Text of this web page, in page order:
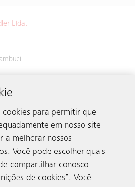
Ltda.
cookies para permitir que
em nosso site
a melhorar nossos
Você pode escolher quais
compartilhar conosco
de cookies”. Você